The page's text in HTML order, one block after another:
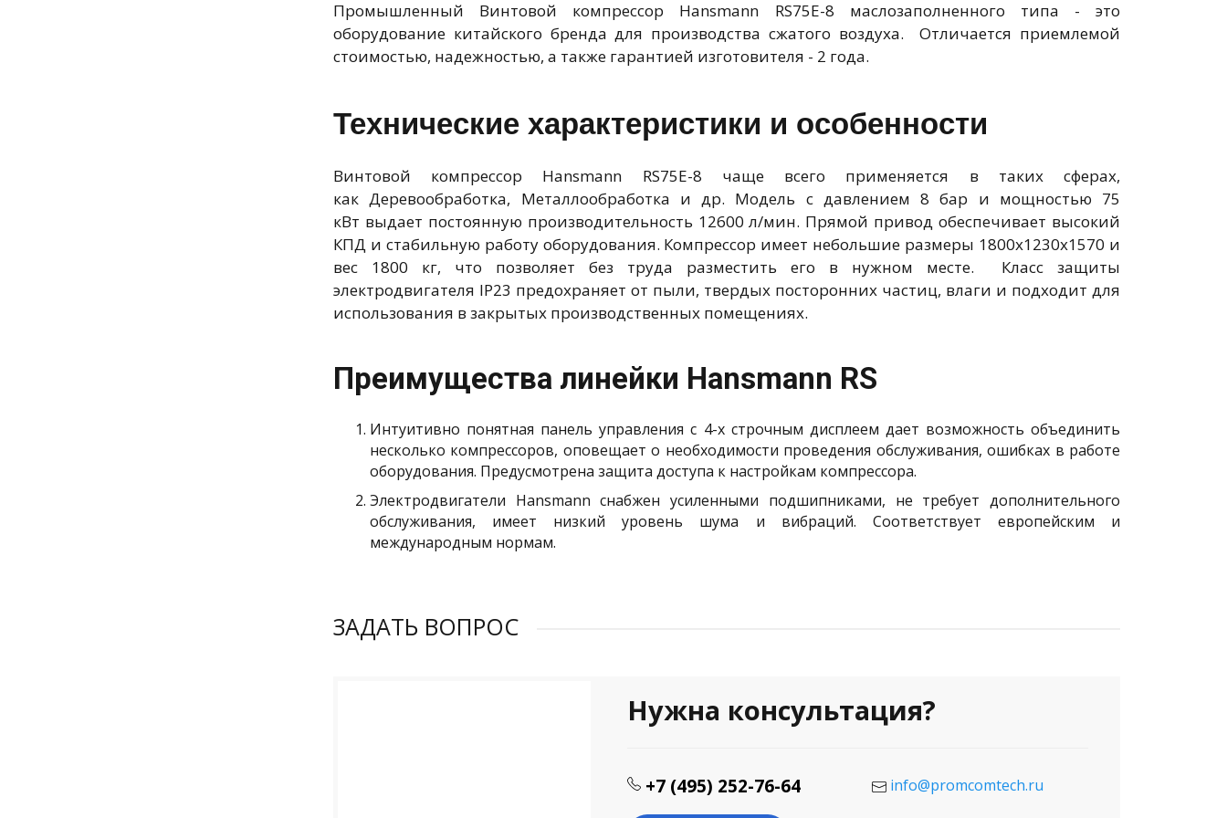
Промышленный Винтовой компрессор Hansmann RS75E-8 маслозаполненного типа - это
оборудование китайского бренда для производства сжатого воздуха. Отличается приемлемой
стоимостью, надежностью, а также гарантией изготовителя - 2 года.
Технические характеристики и особенности
Винтовой компрессор Hansmann RS75E-8 чаще всего применяется в таких сферах,
как Деревообработка, Металлообработка и др. Модель с давлением 8 бар и мощностью 75
кВт выдает постоянную производительность 12600 л/мин. Прямой привод обеспечивает высокий
КПД и стабильную работу оборудования. Компрессор имеет небольшие размеры 1800x1230x1570 и
вес 1800 кг, что позволяет без труда разместить его в нужном месте. Класс защиты
электродвигателя IP23 предохраняет от пыли, твердых посторонних частиц, влаги и подходит для
использования в закрытых производственных помещениях.
Преимущества линейки Hansmann RS
Интуитивно понятная панель управления с 4-х строчным дисплеем дает возможность объединить
несколько компрессоров, оповещает о необходимости проведения обслуживания, ошибках в работе
оборудования. Предусмотрена защита доступа к настройкам компрессора.
Электродвигатели Hansmann снабжен усиленными подшипниками, не требует дополнительного
обслуживания, имеет низкий уровень шума и вибраций. Соответствует европейским и
международным нормам.
ЗАДАТЬ ВОПРОС
Нужна консультация?
+7 (495) 252-76-64 info@promcomtech.ru